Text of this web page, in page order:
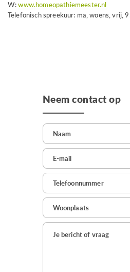
W:www.homeopathiemeester.nl
Telefonisch spreekuur: ma, woens, vrij,
Neem contact op